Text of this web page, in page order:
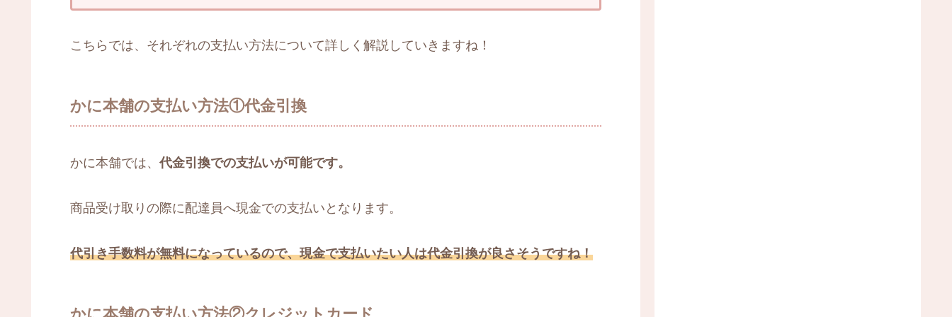
こちらでは、それぞれの支払い方法について詳しく解説していきますね！
かに本舗の支払い方法①代金引換
かに本舗では、 代金引換での支払いが可能です。
商品受け取りの際に配達員へ現金での支払いとなります。
代引き手数料が無料になっているので、現金で支払いたい人は代金引換が良さそうですね！